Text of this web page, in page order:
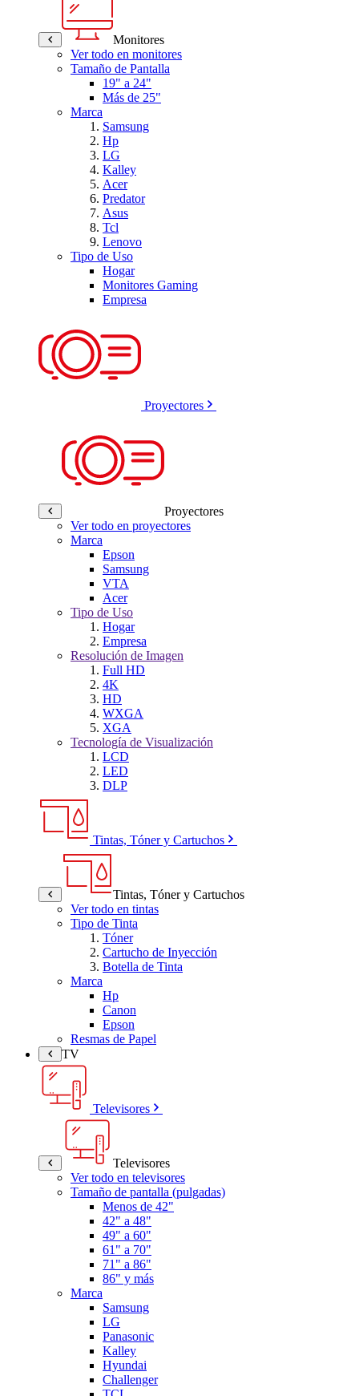
Monitores
Ver todo en monitores
Tamaño de Pantalla
19" a 24"
Más de 25"
Marca
Samsung
Hp
LG
Kalley
Acer
Predator
Asus
Tcl
Lenovo
Tipo de Uso
Hogar
Monitores Gaming
Empresa
Proyectores
Proyectores
Ver todo en proyectores
Marca
Epson
Samsung
VTA
Acer
Tipo de Uso
Hogar
Empresa
Resolución de Imagen
Full HD
4K
HD
WXGA
XGA
Tecnología de Visualización
LCD
LED
DLP
Tintas, Tóner y Cartuchos
Tintas, Tóner y Cartuchos
Ver todo en tintas
Tipo de Tinta
Tóner
Cartucho de Inyección
Botella de Tinta
Marca
Hp
Canon
Epson
Resmas de Papel
TV
Televisores
Televisores
Ver todo en televisores
Tamaño de pantalla (pulgadas)
Menos de 42"
42" a 48"
49" a 60"
61" a 70"
71" a 86"
86" y más
Marca
Samsung
LG
Panasonic
Kalley
Hyundai
Challenger